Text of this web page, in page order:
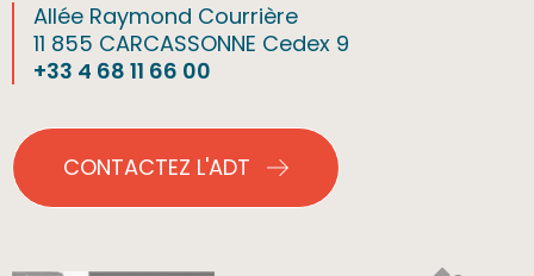
Allée Raymond Courrière
11 855 CARCASSONNE Cedex 9
+33 4 68 11 66 00
CONTACTEZ L'ADT